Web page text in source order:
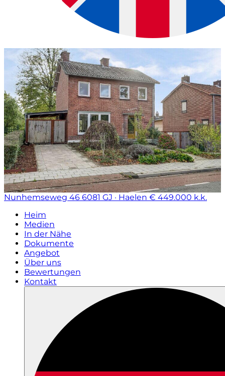
Nunhemseweg 46 6081 GJ · Haelen € 449.000 k.k.
Heim
Medien
In der Nähe
Dokumente
Angebot
Über uns
Bewertungen
Kontakt